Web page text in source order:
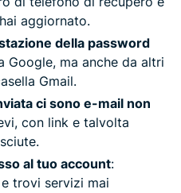
aggiornato.
della password
Google, ma anche da altri
Gmail.
ci sono e-mail non
con link e talvolta
al tuo account:
trovi servizi mai